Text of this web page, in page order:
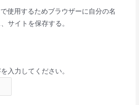
使用するためブラウザーに自分の名
サイトを保存する。
入力してください。